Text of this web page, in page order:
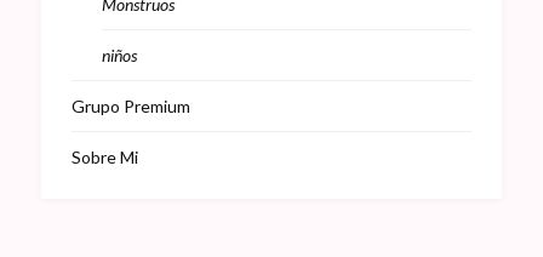
Monstruos
niños
Grupo Premium
Sobre Mi